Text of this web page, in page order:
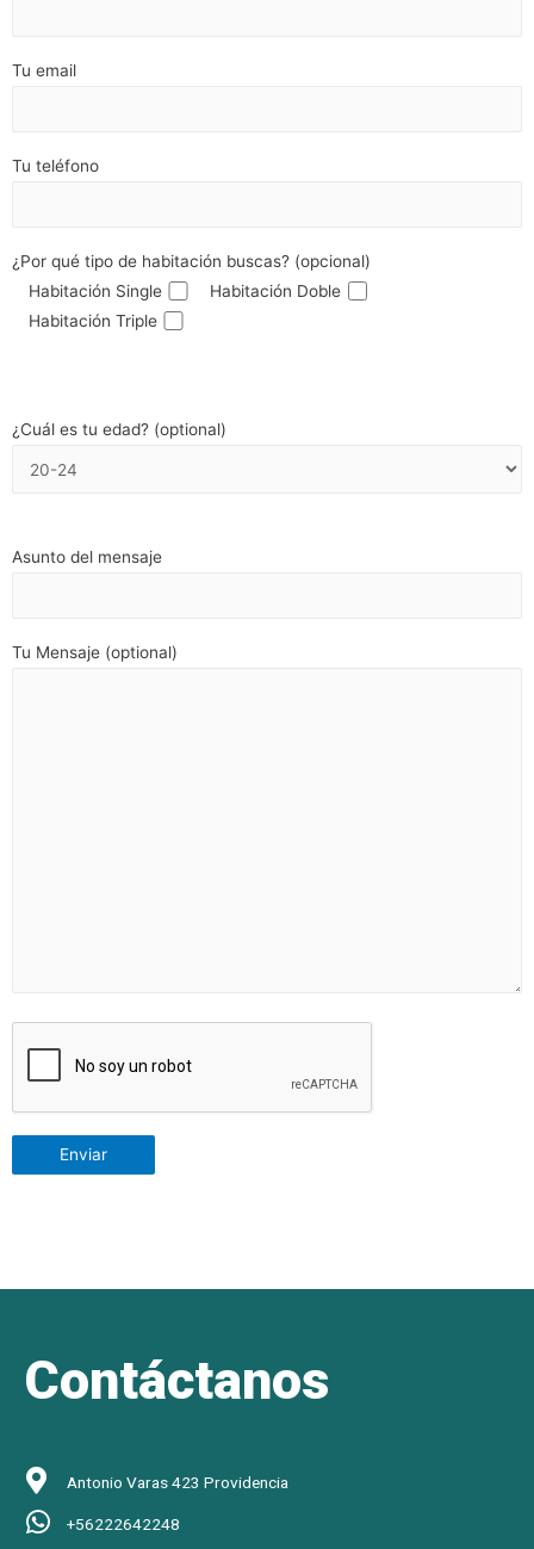
Tu email
Tu teléfono
¿Por qué tipo de habitación buscas? (opcional)
Habitación Single
Habitación Doble
Habitación Triple
¿Cuál es tu edad? (optional)
Asunto del mensaje
Tu Mensaje (optional)
Contáctanos
Antonio Varas 423 Providencia
+56222642248